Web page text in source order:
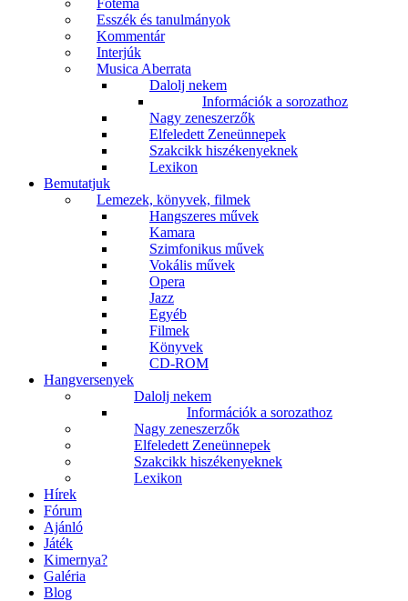
Esszék és tanulmányok
Kommentár
Interjúk
Musica Aberrata
Dalolj nekem
Információk a sorozathoz
Nagy zeneszerzők
Elfeledett Zeneünnepek
Szakcikk hiszékenyeknek
Lexikon
Bemutatjuk
Lemezek, könyvek, filmek
Hangszeres művek
Kamara
Szimfonikus művek
Vokális művek
Opera
Jazz
Egyéb
Filmek
Könyvek
CD-ROM
Hangversenyek
Dalolj nekem
Információk a sorozathoz
Nagy zeneszerzők
Elfeledett Zeneünnepek
Szakcikk hiszékenyeknek
Lexikon
Hírek
Fórum
Ajánló
Játék
Kimernya?
Galéria
Blog